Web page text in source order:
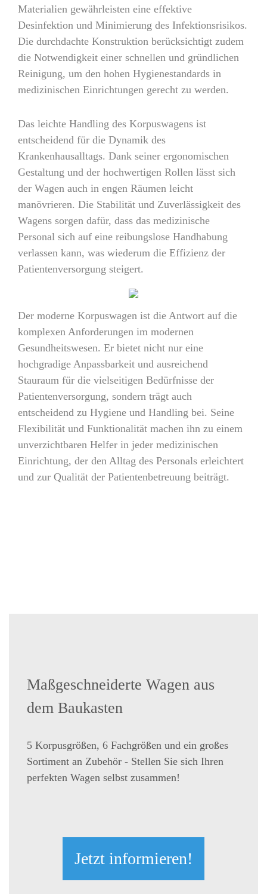
Materialien gewährleisten eine effektive
Desinfektion und Minimierung des Infektionsrisikos.
Die durchdachte Konstruktion berücksichtigt zudem
die Notwendigkeit einer schnellen und gründlichen
Reinigung, um den hohen Hygienestandards in
medizinischen Einrichtungen gerecht zu werden.
Das leichte Handling des Korpuswagens ist
entscheidend für die Dynamik des
Krankenhausalltags. Dank seiner ergonomischen
Gestaltung und der hochwertigen Rollen lässt sich
der Wagen auch in engen Räumen leicht
manövrieren. Die Stabilität und Zuverlässigkeit des
Wagens sorgen dafür, dass das medizinische
Personal sich auf eine reibungslose Handhabung
verlassen kann, was wiederum die Effizienz der
Patientenversorgung steigert.
Der moderne Korpuswagen ist die Antwort auf die
komplexen Anforderungen im modernen
Gesundheitswesen. Er bietet nicht nur eine
hochgradige Anpassbarkeit und ausreichend
Stauraum für die vielseitigen Bedürfnisse der
Patientenversorgung, sondern trägt auch
entscheidend zu Hygiene und Handling bei. Seine
Flexibilität und Funktionalität machen ihn zu einem
unverzichtbaren Helfer in jeder medizinischen
Einrichtung, der den Alltag des Personals erleichtert
und zur Qualität der Patientenbetreuung beiträgt.
Maßgeschneiderte Wagen aus
dem Baukasten
5 Korpusgrößen, 6 Fachgrößen und ein großes
Sortiment an Zubehör - Stellen Sie sich Ihren
perfekten Wagen selbst zusammen!
Jetzt informieren!